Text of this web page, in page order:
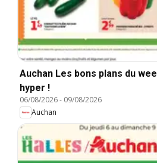
Auchan Les bons plans du
hyper !
06/08/2026- 09/08/2026
Auchan